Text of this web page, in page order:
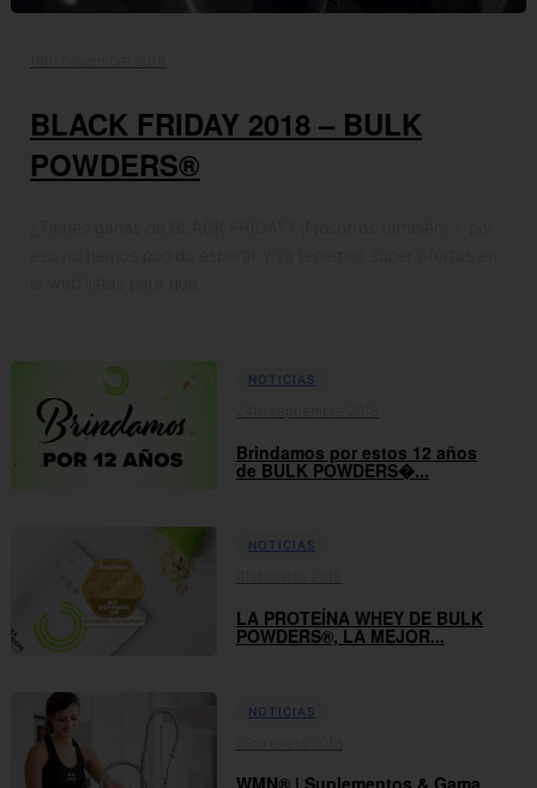
BLACK FRIDAY 2018 – BULK
POWDERS®
NOTICIAS
Brindamos por estos 12 años
de BULK POWDERS�...
NOTICIAS
LA PROTEÍNA WHEY DE BULK
POWDERS®, LA MEJOR...
NOTICIAS